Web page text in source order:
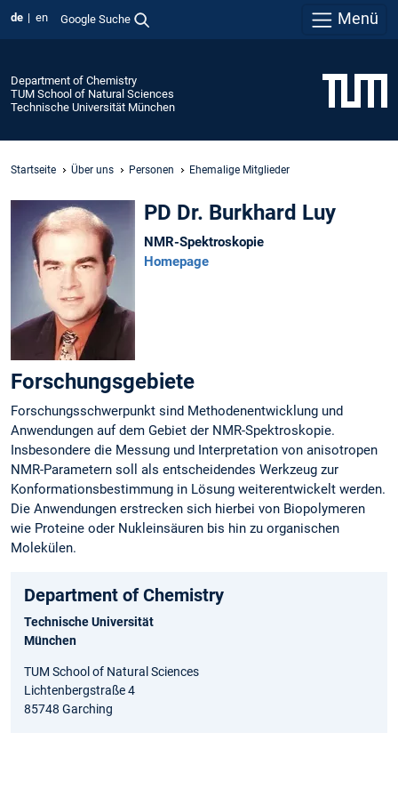
de en Google Suche Menü
Department of Chemistry
TUM School of Natural Sciences
Technische Universität München
Startseite Über uns Personen Ehemalige Mitglieder
PD Dr. Burkhard Luy
NMR-Spektroskopie
Homepage
Forschungsgebiete
Forschungsschwerpunkt sind Methodenentwicklung und
Anwendungen auf dem Gebiet der NMR-Spektroskopie.
Insbesondere die Messung und Interpretation von anisotropen
NMR-Parametern soll als entscheidendes Werkzeug zur
Konformationsbestimmung in Lösung weiterentwickelt werden.
Die Anwendungen erstrecken sich hierbei von Biopolymeren
wie Proteine oder Nukleinsäuren bis hin zu organischen
Molekülen.
Department of Chemistry
Technische Universität
München
TUM School of Natural Sciences
Lichtenbergstraße 4
85748 Garching